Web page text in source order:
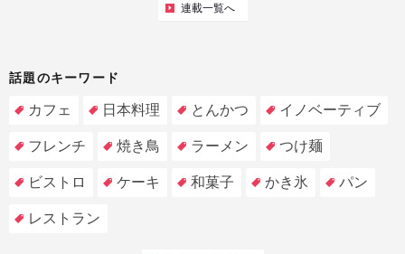
連載一覧へ
話題のキーワード
カフェ 日本料理 とんかつ イノベーティブ
フレンチ 焼き鳥 ラーメン つけ麺
ビストロ ケーキ 和菓子 かき氷 パン
レストラン